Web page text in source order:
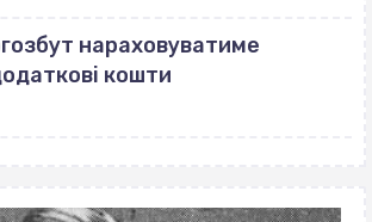
нараховуватиме
кошти